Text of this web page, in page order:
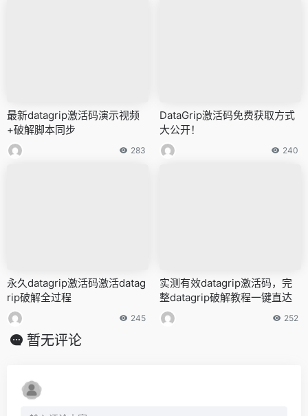
最新datagrip激活码演示视频
+破解脚本同步
283
DataGrip激活码免费获取方式
大公开！
240
永久datagrip激活码激活datag
rip破解全过程
245
实测有效datagrip激活码，完
整datagrip破解教程一键直达
252
暂无评论